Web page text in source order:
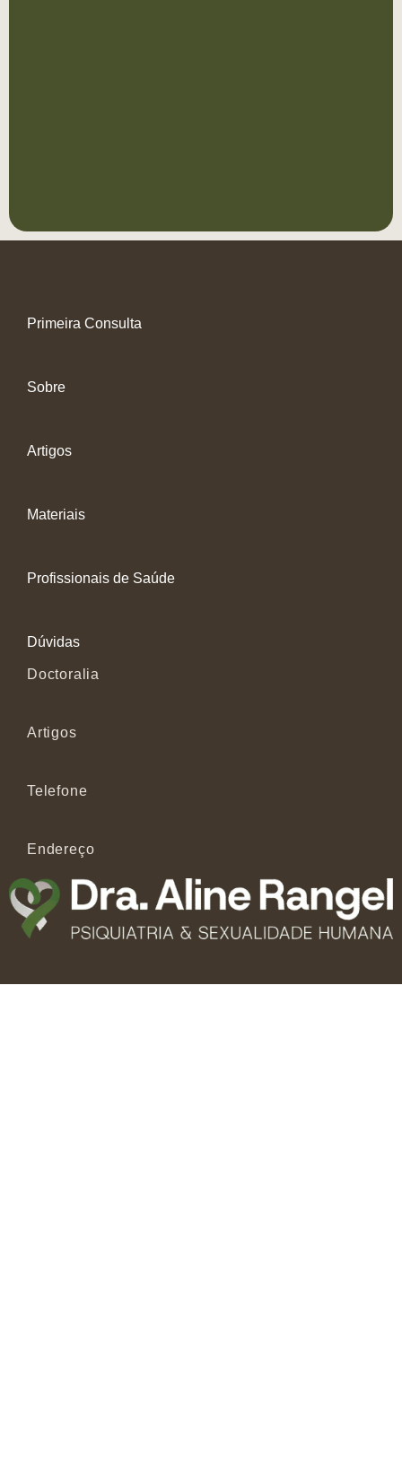
Primeira Consulta
Sobre
Artigos
Materiais
Profissionais de Saúde
Dúvidas
Doctoralia
Artigos
Telefone
Endereço